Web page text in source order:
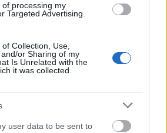
processing my
Targeted Advertising.
Collection, Use,
or Sharing of my
Is Unrelated with the
it was collected.
user data to be sent to